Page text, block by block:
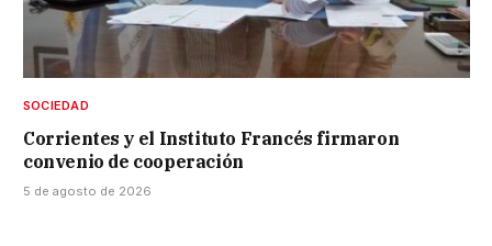
SOCIEDAD
Corrientes y el Instituto Francés firmaron
convenio de cooperación
5 de agosto de 2026